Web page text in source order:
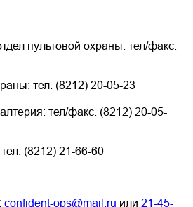
пультовой охраны: тел/факс.
тел. (8212) 20-05-23
тел/факс. (8212) 20-05-
(8212) 21-66-60
confident-ops@mail.ru или 21-45-